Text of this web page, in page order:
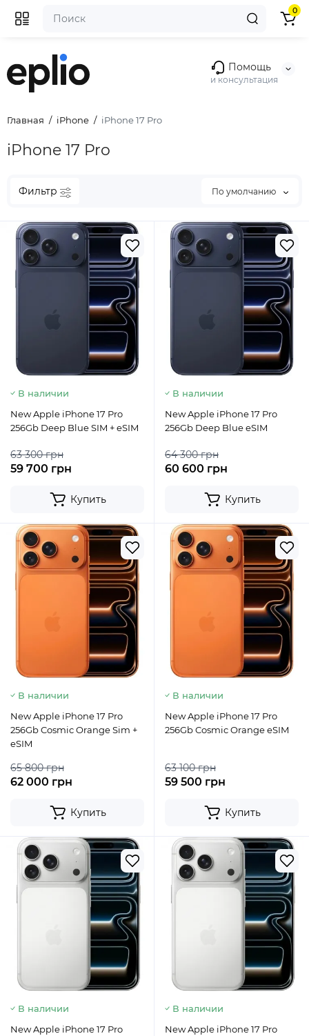
Помощь
и консультация
0
Главная iPhone iPhone 17 Pro
iPhone 17 Pro
Фильтр По умолчанию
В наличии
New Apple iPhone 17 Pro
256Gb Deep Blue SIM + eSIM
63 300 грн
59 700 грн
Купить
В наличии
New Apple iPhone 17 Pro
256Gb Deep Blue eSIM
64 300 грн
60 600 грн
Купить
В наличии
New Apple iPhone 17 Pro
256Gb Cosmic Orange Sim +
eSIM
65 800 грн
62 000 грн
Купить
В наличии
New Apple iPhone 17 Pro
256Gb Cosmic Orange eSIM
63 100 грн
59 500 грн
Купить
В наличии
New Apple iPhone 17 Pro
В наличии
New Apple iPhone 17 Pro